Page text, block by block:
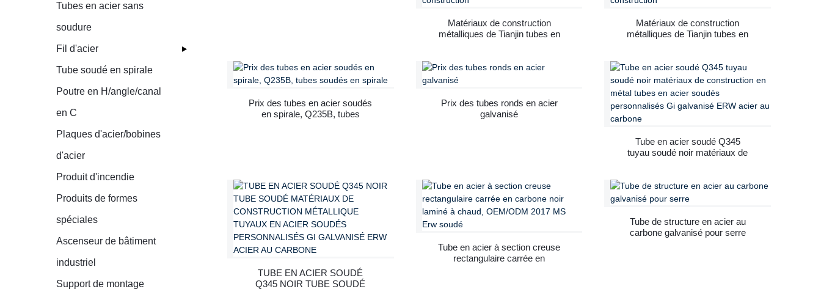
Tubes en acier sans
soudure
Fil d'acier
Tube soudé en spirale
Poutre en H/angle/canal
en C
Plaques d'acier/bobines
d'acier
Produit d'incendie
Produits de formes
spéciales
Ascenseur de bâtiment
industriel
Support de montage
Matériaux de construction
métalliques de Tianjin tubes en
en acier au carbone pour la
Matériaux de construction
métalliques de Tianjin tubes en
en acier au carbone pour la
construction
Prix ​​des tubes en acier soudés
en spirale, Q235B, tubes
Prix ​​des tubes ronds en acier
galvanisé
Tube en acier soudé Q345
tuyau soudé noir matériaux de
galvanisé ERW acier au
carbone
TUBE EN ACIER SOUDÉ
Q345 NOIR TUBE SOUDÉ
Tube en acier à section creuse
rectangulaire carrée en
Tube de structure en acier au
carbone galvanisé pour serre